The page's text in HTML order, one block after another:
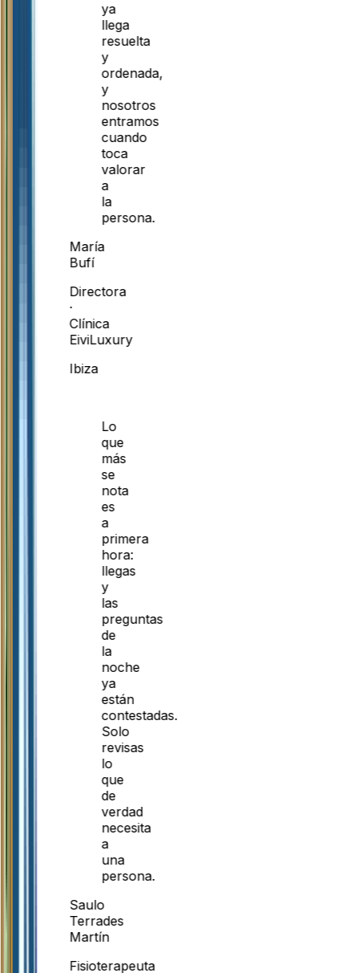
ya
llega
resuelta
y
ordenada,
y
nosotros
entramos
cuando
toca
valorar
a
la
persona.
María
Bufí
Directora
·
Clínica
EiviLuxury
Ibiza
Lo
que
más
se
nota
es
a
primera
hora:
llegas
y
las
preguntas
de
la
noche
ya
están
contestadas.
Solo
revisas
lo
que
de
verdad
necesita
a
una
persona.
Saulo
Terrades
Martín
Fisioterapeuta